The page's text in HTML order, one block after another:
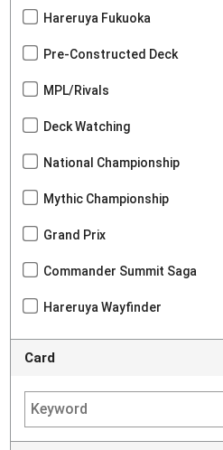
Hareruya Fukuoka
Pre-Constructed Deck
MPL/Rivals
Deck Watching
National Championship
Mythic Championship
Grand Prix
Commander Summit Saga
Hareruya Wayfinder
Card